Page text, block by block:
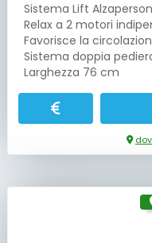
Sistema Lift
Relax a 2 motori
Favorisce la
Sistema doppia
Larghezza 76 cm